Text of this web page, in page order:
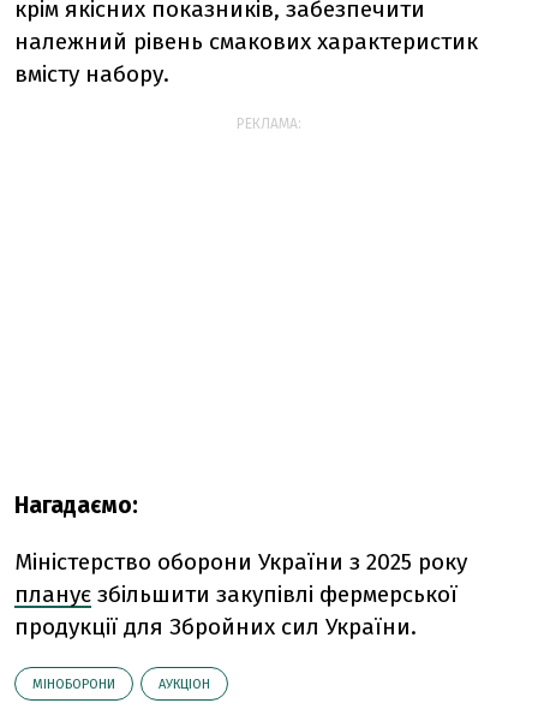
крім якісних показників, забезпечити
належний рівень смакових характеристик
вмісту набору.
РЕКЛАМА:
Нагадаємо:
Міністерство оборони України з 2025 року
планує збільшити закупівлі фермерської
продукції для Збройних сил України.
МІНОБОРОНИ АУКЦІОН